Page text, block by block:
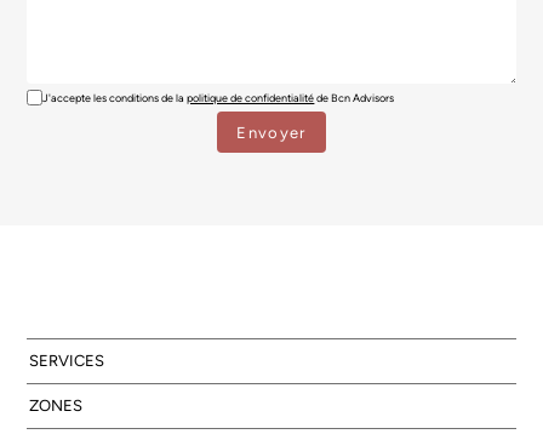
J'accepte les conditions de lapolitique de confidentialitéde Bcn Advisors
SERVICES
ZONES